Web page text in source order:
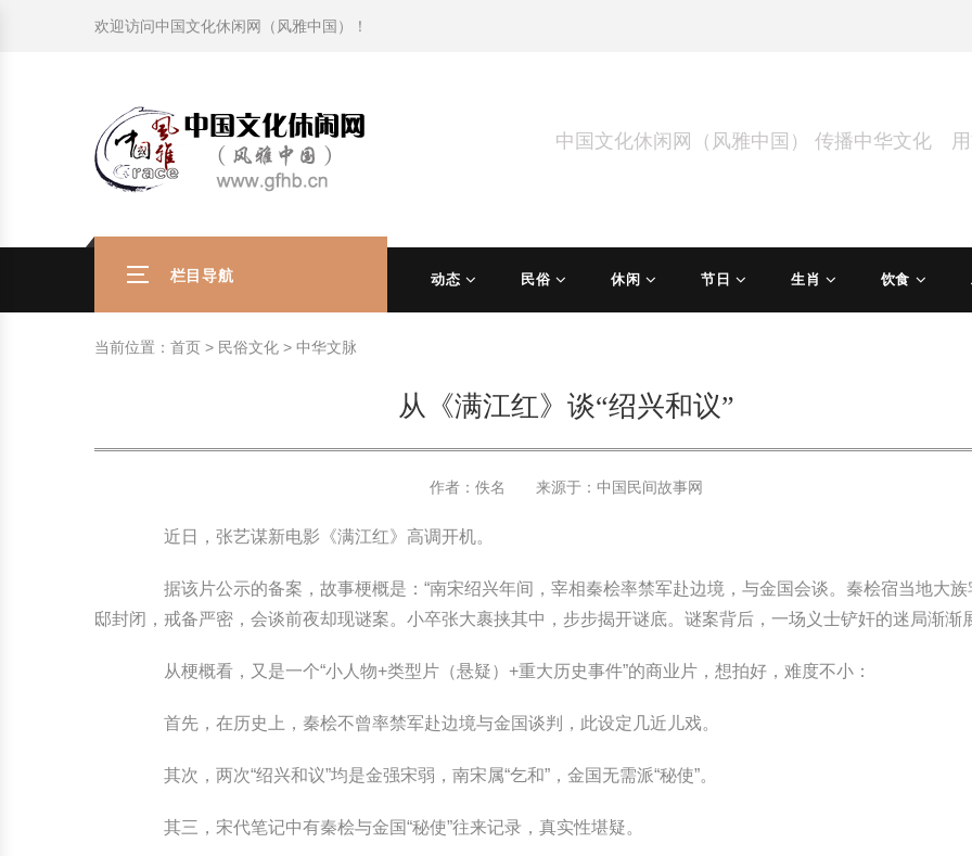
社会热点新闻
中华民俗礼仪
中国民俗趣谈
中华姓氏文化
中国民俗禁忌
文化休闲产业研究
非物质文化遗产
政策法律法规
旅游出行知识
国外传统节日
国外饮食文化
漆器
外国民间故事
中国风水文化
中国宗教文化
苗族巫蛊文化
中国性文化
校园文化建设知识
学习力教育知识
教育名家
社会热点新闻
中华民俗礼仪
中国民俗趣谈
中华姓氏文化
中国民俗禁忌
文化休闲产业研究
非物质文化遗产
政策法律法规
旅游出行知识
国外传统节日
国外饮食文化
漆器
外国民间故事
中国风水文化
中国宗教文化
苗族巫蛊文化
中国性文化
校园文化建设知识
学习力教育知识
教育名家
欢迎访问中国文化休闲网（风雅中国） ！
中国文化休闲网（风雅中国） 传播中华文化
栏目导航 动态 民俗 休闲 节日 生肖 饮食
当前位置： 首页 > 民俗文化 > 中华文脉
从《满江红》谈“绍兴和议”
作者：佚名 来源于： 中国民间故事网
近日，张艺谋新电影《满江红》高调开机。
据该片公示的备案，故事梗概是：“南宋绍兴年间，宰相秦桧率禁军赴边境，与金国会谈。秦桧宿当地大族
邸封闭，戒备严密，会谈前夜却现谜案。小卒张大裹挟其中，步步揭开谜底。谜案背后，一场义士铲奸的迷局渐渐
从梗概看，又是一个“小人物+类型片（悬疑）+重大历史事件”的商业片，想拍好，难度不小：
首先，在历史上，秦桧不曾率禁军赴边境与金国谈判，此设定几近儿戏。
其次，两次“绍兴和议”均是金强宋弱，南宋属“乞和”，金国无需派“秘使”。
其三，宋代笔记中有秦桧与金国“秘使”往来记录，真实性堪疑。